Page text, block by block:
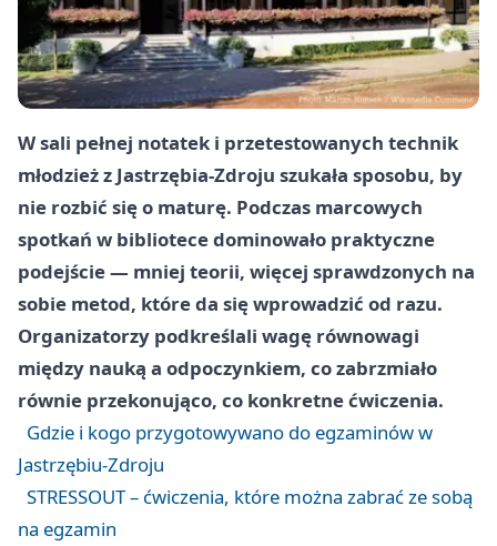
W sali pełnej notatek i przetestowanych technik
młodzież z Jastrzębia-Zdroju szukała sposobu, by
nie rozbić się o maturę. Podczas marcowych
spotkań w bibliotece dominowało praktyczne
podejście — mniej teorii, więcej sprawdzonych na
sobie metod, które da się wprowadzić od razu.
Organizatorzy podkreślali wagę równowagi
między nauką a odpoczynkiem, co zabrzmiało
równie przekonująco, co konkretne ćwiczenia.
Gdzie i kogo przygotowywano do egzaminów w
Jastrzębiu-Zdroju
STRESSOUT – ćwiczenia, które można zabrać ze sobą
na egzamin